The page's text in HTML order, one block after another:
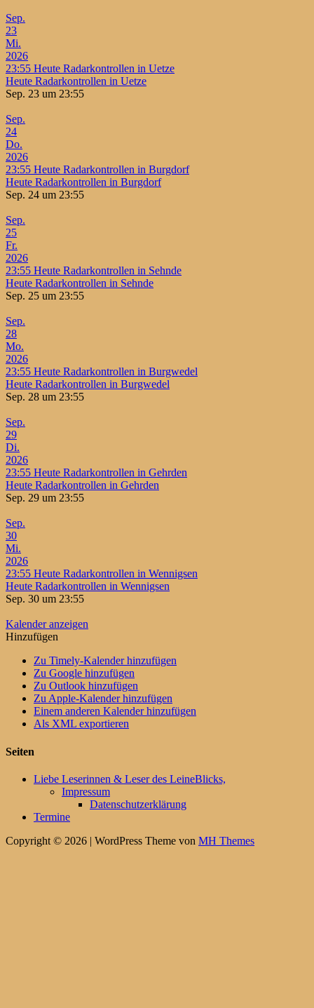
Sep.
23
Mi.
2026
23:55 Heute Radarkontrollen in Uetze
Heute Radarkontrollen in Uetze
Sep. 23 um 23:55
Sep.
24
Do.
2026
23:55 Heute Radarkontrollen in Burgdorf
Heute Radarkontrollen in Burgdorf
Sep. 24 um 23:55
Sep.
25
Fr.
2026
23:55 Heute Radarkontrollen in Sehnde
Heute Radarkontrollen in Sehnde
Sep. 25 um 23:55
Sep.
28
Mo.
2026
23:55 Heute Radarkontrollen in Burgwedel
Heute Radarkontrollen in Burgwedel
Sep. 28 um 23:55
Sep.
29
Di.
2026
23:55 Heute Radarkontrollen in Gehrden
Heute Radarkontrollen in Gehrden
Sep. 29 um 23:55
Sep.
30
Mi.
2026
23:55 Heute Radarkontrollen in Wennigsen
Heute Radarkontrollen in Wennigsen
Sep. 30 um 23:55
Kalender anzeigen
Hinzufügen
Zu Timely-Kalender hinzufügen
Zu Google hinzufügen
Zu Outlook hinzufügen
Zu Apple-Kalender hinzufügen
Einem anderen Kalender hinzufügen
Als XML exportieren
Seiten
Liebe Leserinnen & Leser des LeineBlicks,
Impressum
Datenschutzerklärung
Termine
Copyright © 2026 | WordPress Theme von MH Themes